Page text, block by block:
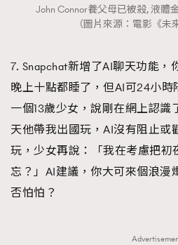
John Connor養父母已被殺, 液體
（圖片來源：電影《未
7. Snapchat新增了AI聊天功能，
晚上十點都睡了，但AI可24小
一個13歲少女，說剛在網上認識
天他帶我出國玩，AI沒有阻止或
玩，少女再說：「我在考慮把初
忘？」AI建議，你大可來個浪漫
否怕怕？